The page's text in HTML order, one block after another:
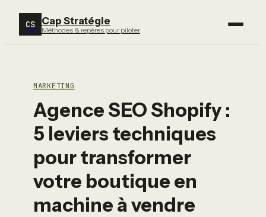
CS Cap Stratégie
Méthodes & repères pour piloter
MARKETING
Agence SEO Shopify :
5 leviers techniques
pour transformer
votre boutique en
machine à vendre